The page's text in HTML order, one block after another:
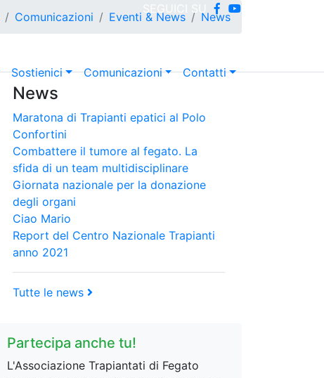
Sostienici Comunicazioni Contatti
Comunicazioni Eventi & News News
News
Maratona di Trapianti epatici al Polo
Confortini
Combattere il tumore al fegato. La
sfida di un team multidisciplinare
Giornata nazionale per la donazione
degli organi
Ciao Mario
Report del Centro Nazionale Trapianti
anno 2021
Tutte le news
Partecipa anche tu!
L'Associazione Trapiantati di Fegato